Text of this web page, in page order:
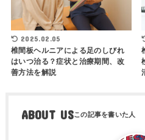
2025.02.05
椎間板ヘルニアによる足のしびれ
はいつ治る？症状と治療期間、改
善方法を解説
ABOUT US